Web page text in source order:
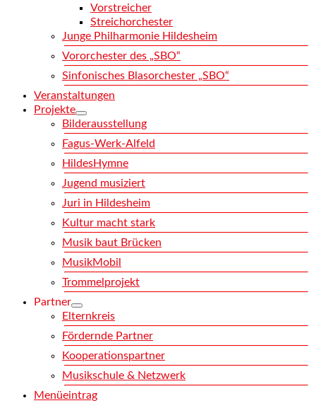
Vorstreicher
Streichorchester
Junge Philharmonie Hildesheim
Vororchester des „SBO“
Sinfonisches Blasorchester „SBO“
Veranstaltungen
Projekte
Bilderausstellung
Fagus-Werk-Alfeld
HildesHymne
Jugend musiziert
Juri in Hildesheim
Kultur macht stark
Musik baut Brücken
MusikMobil
Trommelprojekt
Partner
Elternkreis
Fördernde Partner
Kooperationspartner
Musikschule & Netzwerk
Menüeintrag